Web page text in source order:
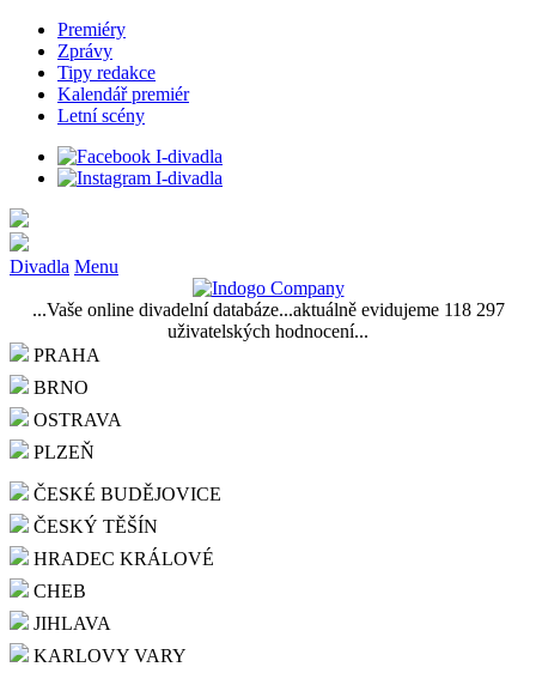
Premiéry
Zprávy
Tipy redakce
Kalendář premiér
Letní scény
Divadla Menu
...Vaše online divadelní databáze...aktuálně evidujeme 118 297
uživatelských hodnocení...
PRAHA
BRNO
OSTRAVA
PLZEŇ
ČESKÉ BUDĚJOVICE
ČESKÝ TĚŠÍN
HRADEC KRÁLOVÉ
CHEB
JIHLAVA
KARLOVY VARY